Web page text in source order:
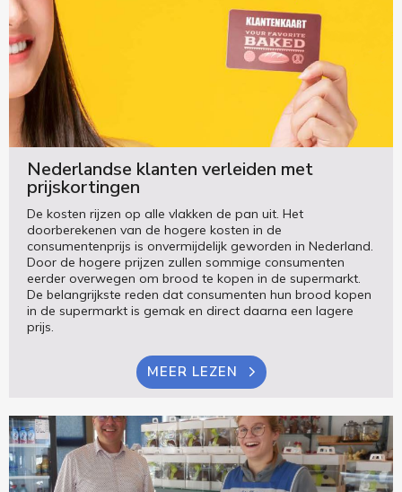
Nederlandse klanten verleiden met
prijskortingen
De kosten rijzen op alle vlakken de pan uit. Het
doorberekenen van de hogere kosten in de
consumentenprijs is onvermijdelijk geworden in Nederland.
Door de hogere prijzen zullen sommige consumenten
eerder overwegen om brood te kopen in de supermarkt.
De belangrijkste reden dat consumenten hun brood kopen
in de supermarkt is gemak en direct daarna een lagere
prijs.
MEER LEZEN